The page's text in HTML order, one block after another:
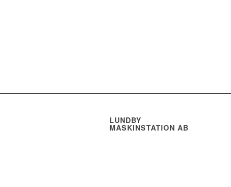
LUNDBY
MASKINSTATION AB